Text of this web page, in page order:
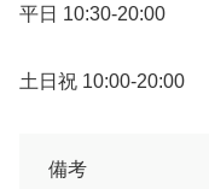
平日 10:30-20:00
土日祝 10:00-20:00
備考